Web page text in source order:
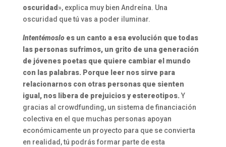
oscuridad », explica muy bien Andreína. Una
oscuridad que tú vas a poder iluminar.
Intentémosloes un canto a esa evolución que todas
las personas sufrimos, un grito de una generación
de jóvenes poetas que quiere cambiar el mundo
con las palabras. Porque leer nos sirve para
relacionarnos con otras personas que sienten
igual, nos libera de prejuicios y estereotipos. Y
gracias al crowdfunding, un sistema de financiación
colectiva en el que muchas personas apoyan
económicamente un proyecto para que se convierta
en realidad, tú podrás formar parte de esta